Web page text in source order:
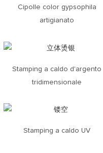
Cipolle color gypsophila
artigianato
Stamping a caldo d'argento
tridimensionale
Stamping a caldo UV